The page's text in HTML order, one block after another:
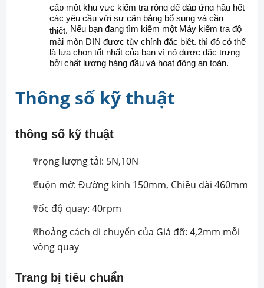
cấp một khu vực kiểm tra rộng để đáp ứng hầu hết
các yêu cầu với sự cân bằng bổ sung và cần
thiết. Nếu bạn đang tìm kiếm một Máy kiểm tra độ
mài mòn DIN được tùy chỉnh đặc biệt, thì đó có thể
là lựa chọn tốt nhất của bạn vì nó được đặc trưng
bởi chất lượng hàng đầu và hoạt động an toàn.
Thông số kỹ thuật
thông số kỹ thuật
Trọng lượng tải: 5N,10N
Cuộn mờ: Đường kính 150mm, Chiều dài 460mm
Tốc độ quay: 40rpm
Khoảng cách di chuyển của Giá đỡ: 4,2mm mỗi
vòng quay
Trang bị tiêu chuẩn